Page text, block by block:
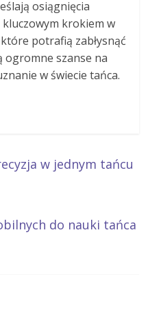
osiągnięcia
krokiem w
potrafią zabłysnąć
ogromne szanse na
w świecie tańca.
w jednym tańcu
do nauki tańca